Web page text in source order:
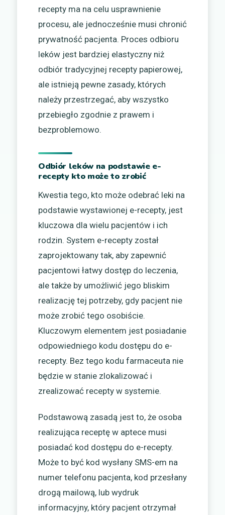
recepty ma na celu usprawnienie
procesu, ale jednocześnie musi chronić
prywatność pacjenta. Proces odbioru
leków jest bardziej elastyczny niż
odbiór tradycyjnej recepty papierowej,
ale istnieją pewne zasady, których
należy przestrzegać, aby wszystko
przebiegło zgodnie z prawem i
bezproblemowo.
Odbiór leków na podstawie e-
recepty kto może to zrobić
Kwestia tego, kto może odebrać leki na
podstawie wystawionej e-recepty, jest
kluczowa dla wielu pacjentów i ich
rodzin. System e-recepty został
zaprojektowany tak, aby zapewnić
pacjentowi łatwy dostęp do leczenia,
ale także by umożliwić jego bliskim
realizację tej potrzeby, gdy pacjent nie
może zrobić tego osobiście.
Kluczowym elementem jest posiadanie
odpowiedniego kodu dostępu do e-
recepty. Bez tego kodu farmaceuta nie
będzie w stanie zlokalizować i
zrealizować recepty w systemie.
Podstawową zasadą jest to, że osoba
realizująca receptę w aptece musi
posiadać kod dostępu do e-recepty.
Może to być kod wysłany SMS-em na
numer telefonu pacjenta, kod przesłany
drogą mailową, lub wydruk
informacyjny, który pacjent otrzymał